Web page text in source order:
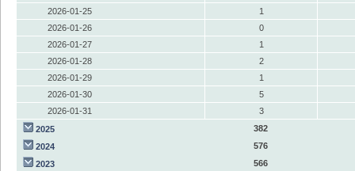
2026-01-25
1
2026-01-26
0
2026-01-27
1
2026-01-28
2
2026-01-29
1
2026-01-30
5
2026-01-31
3
2025
382
2024
576
2023
566